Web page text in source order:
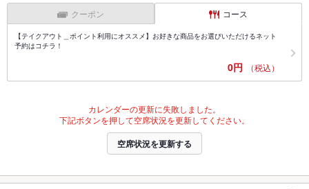
クーポン コース
【テイクアウト＿ポイント利用にオススメ】お好きな商品をお選びいただけるネット
予約はコチラ！
0円 （税込）
カレンダーの更新に失敗しました。
下記ボタンを押して空席状況を更新してください。
空席状況を更新する